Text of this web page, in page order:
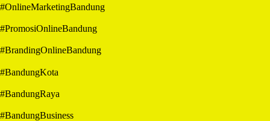
#OnlineMarketingBandung
#PromosiOnlineBandung
#BrandingOnlineBandung
#BandungKota
#BandungRaya
#BandungBusiness